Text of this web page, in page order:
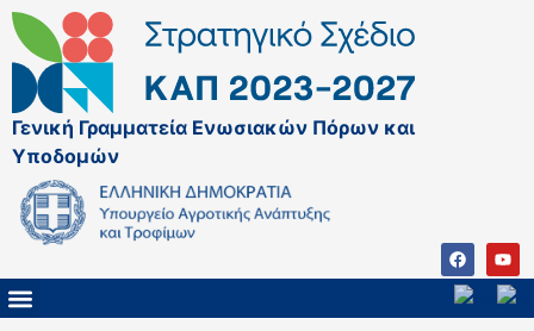
Γενική Γραμματεία Ενωσιακών Πόρων και
Υποδομών